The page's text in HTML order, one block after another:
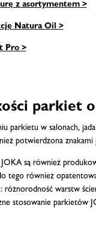
z asortymentem >
Natura Oil >
Pro >
parkiet
parkietu w salonach,
potwierdzona
są również
tego również
różnorodność warstw
stosowanie parkietów